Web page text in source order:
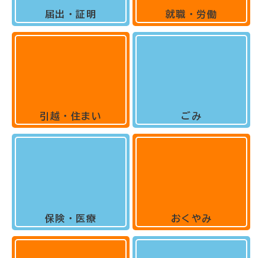
届出・証明
引越・住まい
保険・医療
就職・労働
ごみ
おくやみ